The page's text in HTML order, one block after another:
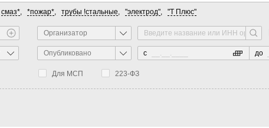
смаз*, *пожар*, трубы !стальные, "электрод", "Т Плюс"
Организатор
Опубликовано с до
Для МСП 223-ФЗ